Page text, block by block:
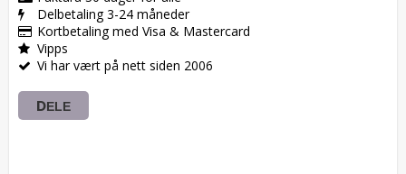
Delbetaling 3-24 måneder
Kortbetaling med Visa & Mastercard
Vipps
Vi har vært på nett siden 2006
DELE